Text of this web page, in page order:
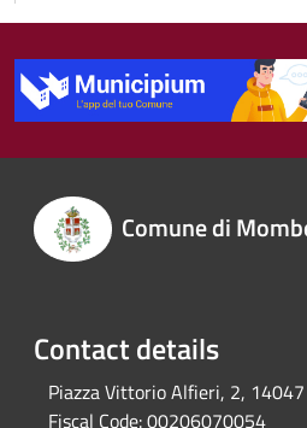
Comune di
Contact details
Piazza Vittorio Alfieri, 2,
Fiscal Code:00206070054